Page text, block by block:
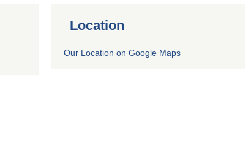
Location
Our Location on Google Maps